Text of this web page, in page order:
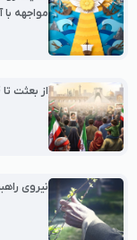
مواجهه با
از بعثت تا
نیروی